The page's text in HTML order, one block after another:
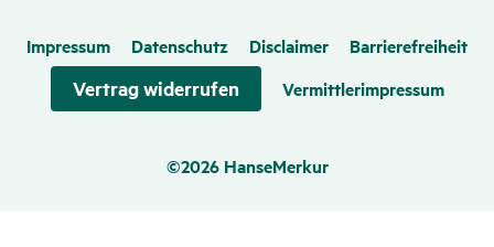
©2026 HanseMerkur
Impressum Datenschutz Disclaimer Barrierefreiheit
Vertrag widerrufen Vermittlerimpressum